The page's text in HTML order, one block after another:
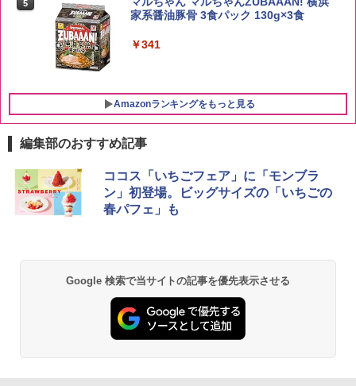
￥2,680
白州 Story of the Distillery 2026 化粧箱
入 700ml
5
家系醤油豚骨 3食パック 130g×3食
￥341
Amazonランキングをもっと見る
1
[山善] スチームオーブンレンジ 25L 一人
暮らし 二人暮らし フラットテーブル ス
チーム調理 自動メニュー19種搭載 角皿
付き ブラック MRK-F250TSV(B)
シャープ 過熱水蒸気 オーブンレンジ 26
L コンベクション 2段調理 ホワイト RE-
SS26B-W
￥32,800
編集部のおすすめ記事
ココス「いちごフェア」に「モンブラ
ン」初登場。ビッグサイズの「いちごの
春パフェ」も
Google 検索で当サイトの記事を優先表示させる